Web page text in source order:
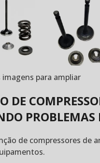
imagens para ampliar
DE
PROBLEMAS
de compressores de